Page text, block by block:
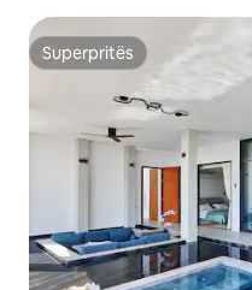
Superpritës
Superpritës